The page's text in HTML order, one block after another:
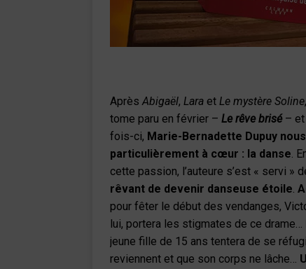
AprèsAbigaël, Lara et Le mystère Soline
tome paru en février – Le rêve brisé – et
fois-ci, Marie-Bernadette Dupuy
particulièrement à cœur : la danse.
cette passion, l’auteure s’est « servi »
rêvant de devenir danseuse étoile.
pour fêter le début des vendanges,
lui, portera les stigmates de ce drame…
jeune fille de 15 ans tentera de se
reviennent et que son corps ne lâche…